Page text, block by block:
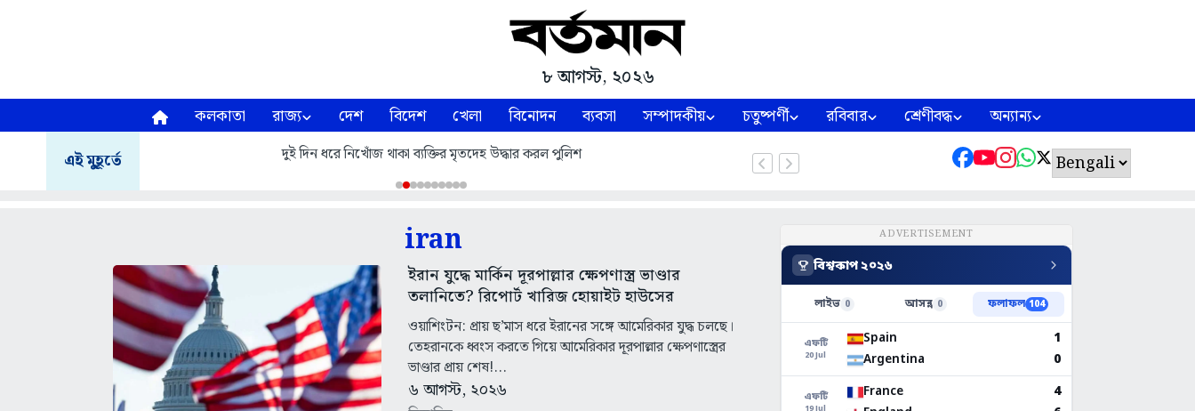
৮ আগস্ট, ২০২৬
কলকাতা রাজ্য দেশ বিদেশ খেলা বিনোদন ব্যবসা সম্পাদকীয় চতুষ্পর্ণী রবিবার শ্রেণীবদ্ধ অন্যান্য
এই মুহূর্তে দুই দিন ধরে নিখোঁজ থাকা ব্যক্তির মৃতদেহ উদ্ধার করল পুলিশ
iran
ইরান যুদ্ধে মার্কিন দূরপাল্লার ক্ষেপণাস্ত্র ভাণ্ডার
তলানিতে? রিপোর্ট খারিজ হোয়াইট হাউসের
ওয়াশিংটন: প্রায় ছ’মাস ধরে ইরানের সঙ্গে আমেরিকার যুদ্ধ চলছে।
তেহরানকে ধ্বংস করতে গিয়ে আমেরিকার দূরপাল্লার ক্ষেপণাস্ত্রের
ভাণ্ডার প্রায় শেষ!...
৬ আগস্ট, ২০২৬
ADVERTISEMENT